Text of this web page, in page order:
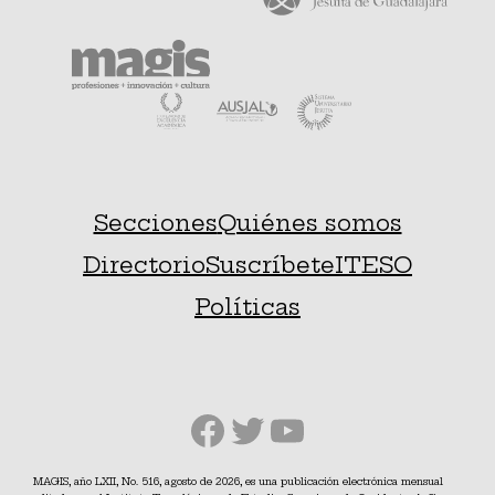
SeccionesQuiénes somos
DirectorioSuscríbeteITESO
Políticas
Facebook
Twitter
YouTube
MAGIS, año LXII, No. 516, agosto de 2026, es una publicación electrónica mensual